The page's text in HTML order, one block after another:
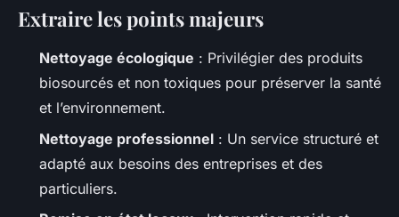
Extraire les points majeurs
Nettoyage écologique : Privilégier des produits
biosourcés et non toxiques pour préserver la santé
et l’environnement.
Nettoyage professionnel : Un service structuré et
adapté aux besoins des entreprises et des
particuliers.